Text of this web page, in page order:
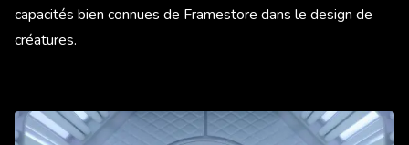
capacités bien connues de Framestore dans le design de
créatures.